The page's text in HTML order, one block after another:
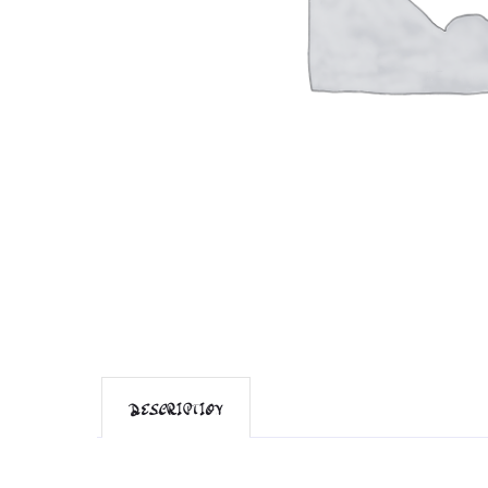
DESCRIPTION